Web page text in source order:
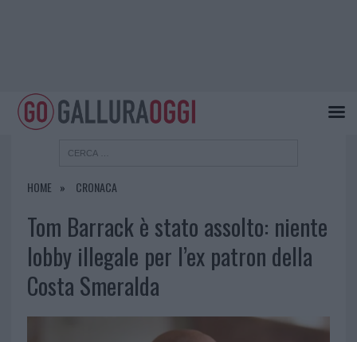
HOME CRONACA
Tom Barrack è stato assolto: niente
lobby illegale per l’ex patron della
Costa Smeralda